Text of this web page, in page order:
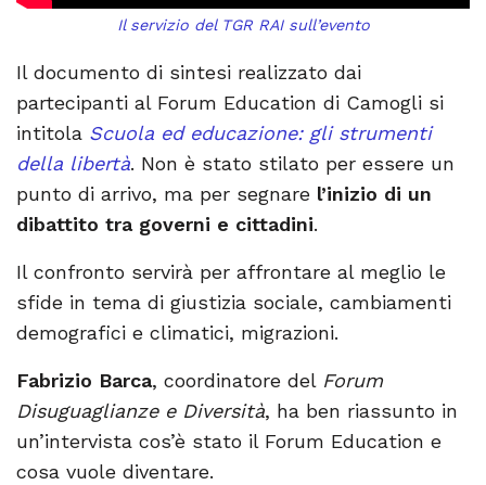
Il servizio del TGR RAI sull’evento
Il documento di sintesi realizzato dai
partecipanti al Forum Education di Camogli si
intitola Scuola ed educazione: gli strumenti
della libertà. Non è stato stilato per essere un
punto di arrivo, ma per segnare l’inizio di un
dibattito tra governi e cittadini.
Il confronto servirà per affrontare al meglio le
sfide in tema di giustizia sociale, cambiamenti
demografici e climatici, migrazioni.
Fabrizio Barca, coordinatore del Forum
Disuguaglianze e Diversità, ha ben riassunto in
un’intervista cos’è stato il Forum Education e
cosa vuole diventare.